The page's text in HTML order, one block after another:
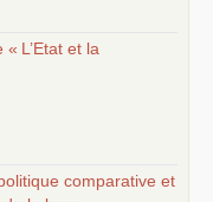
« L’Etat et la
comparative et